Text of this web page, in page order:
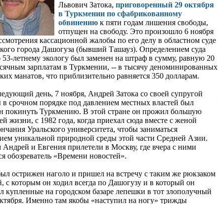
Львович Затока, приговоренный 29 октября
в Туркмении по сфабрикованному
обвинению к пяти годам лишения свободы,
отпущен на свободу. Это произошло 6 ноября
кассационной жалобы по его делу в областном суде
города Дашогуза (бывший Ташауз). Определением суда
53-летнему экологу был заменен на штраф в сумму, равную 20
зарплатам в Туркмении, -- в тысячу деноминированных
манатов, что приблизительно равняется 350 долларам.
день, 7 ноября, Андрей Затока со своей супругой
в срочном порядке под давлением местных властей был
покинуть Туркмению. В этой стране он прожил большую
жизни, с 1982 года, когда приехал сюда вместе с женой
Уральского университета, чтобы заниматься
уникальной природной среды этой части Средней Азии.
и Евгения прилетели в Москву, где вчера с ними
обозреватель «Времени новостей».
острижен наголо и пришел на встречу с таким же рюкзаком
с которым он ходил всегда по Дашогузу и в который он
купленные на городском базаре лепешки в тот злополучный
Именно там якобы «наступил на ногу» трижды